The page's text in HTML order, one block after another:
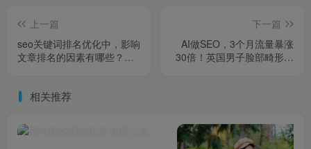
上一篇
seo关键词排名优化中，影响
文章排名的因素有哪些？一
他真存在
下一篇
AI做SEO，3个月流量暴涨
30倍！英国男子脸部畸形，
相关推荐